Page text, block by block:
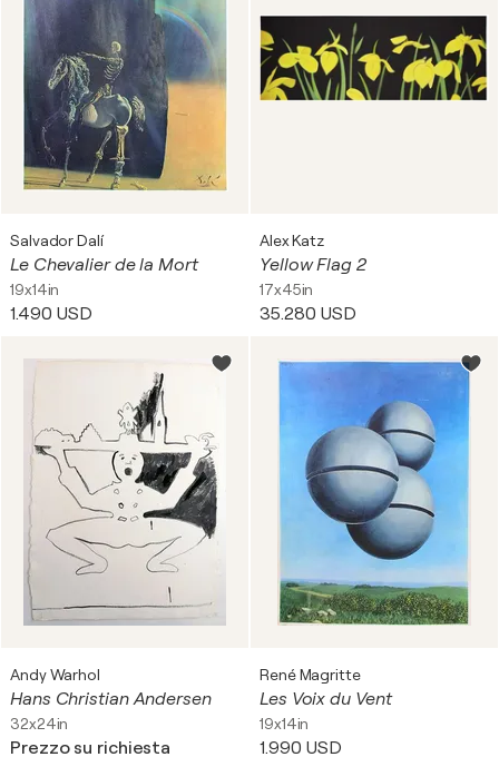
Salvador Dalí
Le Chevalier de la Mort
19x14in
1.490 USD
Alex Katz
Yellow Flag 2
17x45in
35.280 USD
Andy Warhol
Hans Christian Andersen
32x24in
Prezzo su richiesta
René Magritte
Les Voix du Vent
19x14in
1.990 USD